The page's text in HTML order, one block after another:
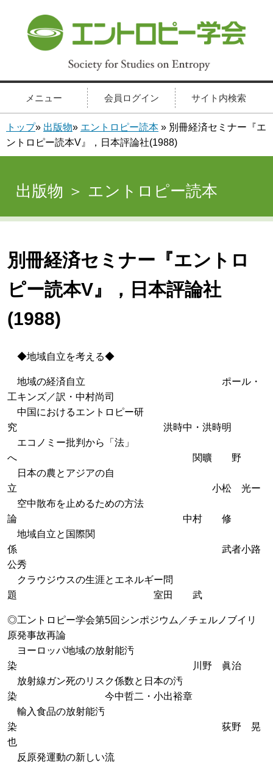
メニュー 会員ログイン サイト内検索
トップ» 出版物» エントロピー読本 » 別冊経済セミナー『エ
ントロピー読本V』，日本評論社(1988)
出版物 ＞ エントロピー読本
別冊経済セミナー『エントロ
ピー読本V』，日本評論社
(1988)
◆地域自立を考える◆
地域の経済自立 ポール・
工キンズ／訳・中村尚司
中国におけるエントロピー研
究 洪時中・洪時明
エコノミー批判から「法」
へ 関曠 野
日本の農とアジアの自
立 小松 光ー
空中散布を止めるための方法
論 中村 修
地域自立と国際関
係 武者小路
公秀
クラウジウスの生涯とエネルギー問
題 室田 武
◎工ントロピー学会第5回シンポジウム／チェルノブイリ
原発事故再論
ヨーロッパ地域の放射能汚
染 川野 眞治
放射線ガン死のリスク係数と日本の汚
染 今中哲二・小出裕章
輸入食品の放射能汚
染 荻野 晃
也
反原発運動の新しい流